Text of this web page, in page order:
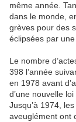
même année.
dans le monde,
grèves pour des
éclipsées par
Le nombre
398 l’année
en 1978 avant
d’une nouvelle
Jusqu’à 1974,
aveuglément ont